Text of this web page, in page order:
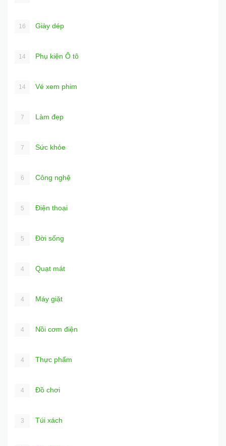
16 Giày dép
14 Phụ kiện Ô tô
14 Vé xem phim
7 Làm đẹp
7 Sức khỏe
6 Công nghệ
5 Điện thoại
5 Đời sống
4 Quạt mát
4 Máy giặt
4 Nồi cơm điện
4 Thực phẩm
4 Đồ chơi
3 Túi xách